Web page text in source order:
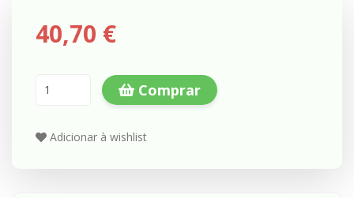
40,70 €
Comprar
Adicionar à wishlist